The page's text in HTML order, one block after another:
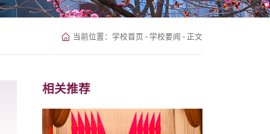
当前位置： 学校首页 - 学校要闻 - 正文
相关推荐